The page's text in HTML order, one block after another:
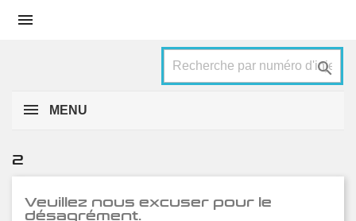


MENU
2
Veuillez nous excuser pour le
désagrément.